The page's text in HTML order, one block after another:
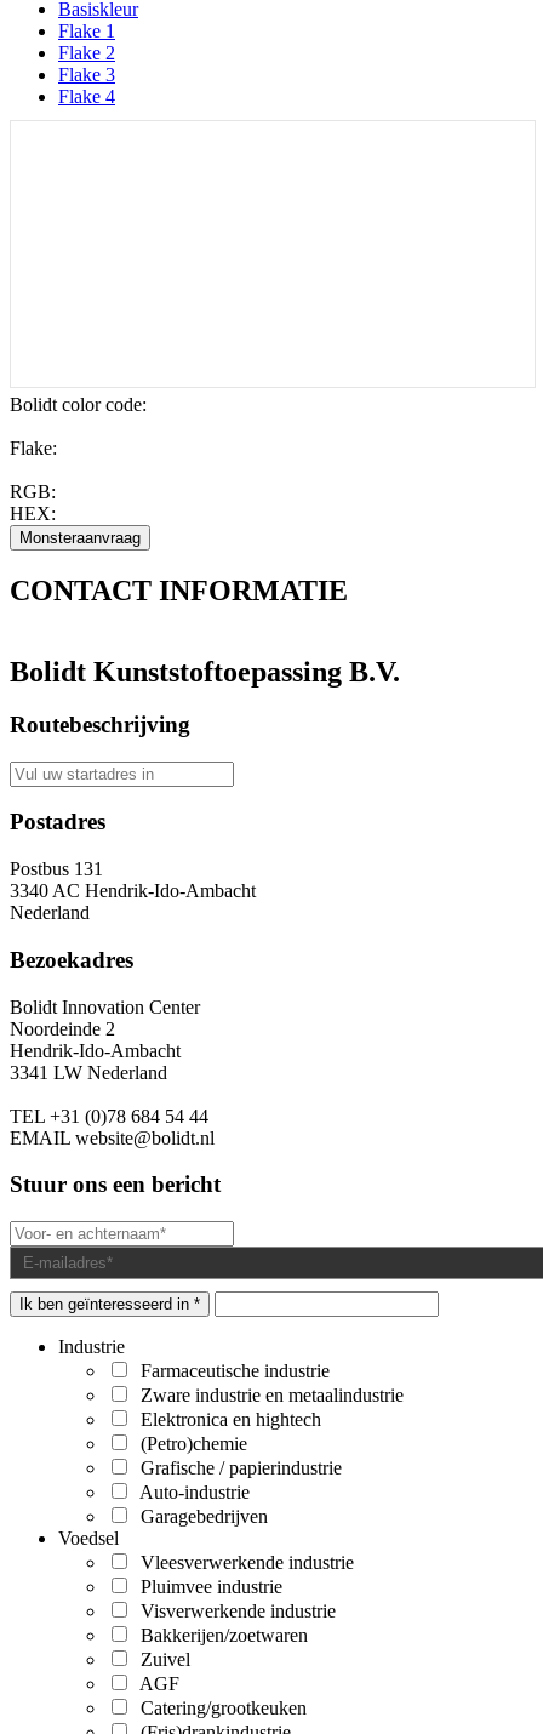
Basiskleur
Flake 1
Flake 2
Flake 3
Flake 4
Bolidt color code:
Flake:
RGB:
HEX:
CONTACT INFORMATIE
Bolidt Kunststoftoepassing B.V.
Routebeschrijving
Postadres
Postbus 131
3340 AC Hendrik-Ido-Ambacht
Nederland
Bezoekadres
Bolidt Innovation Center
Noordeinde 2
Hendrik-Ido-Ambacht
3341 LW Nederland
TEL +31 (0)78 684 54 44
EMAIL website@bolidt.nl
Stuur ons een bericht
Ik ben geïnteresseerd in *
Industrie
Farmaceutische industrie
Zware industrie en metaalindustrie
Elektronica en hightech
(Petro)chemie
Grafische / papierindustrie
Auto-industrie
Garagebedrijven
Voedsel
Vleesverwerkende industrie
Pluimvee industrie
Visverwerkende industrie
Bakkerijen/zoetwaren
Zuivel
AGF
Catering/grootkeuken